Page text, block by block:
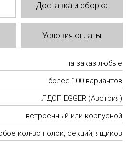
Доставка и сборка
Условия оплаты
на заказ любые
более 100 вариантов
ЛДСП EGGER (Австрия)
встроенный или корпусной
кол-во полок, секций, ящиков